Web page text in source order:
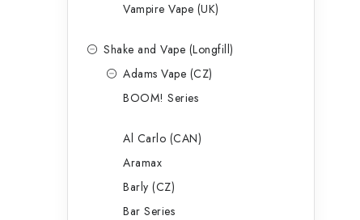
Vampire Vape (UK)
Shake and Vape (Longfill)
Adams Vape (CZ)
BOOM! Series
Al Carlo (CAN)
Aramax
Barly (CZ)
Bar Series